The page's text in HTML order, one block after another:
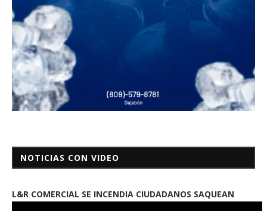
NOTICIAS CON VIDEO
L&R COMERCIAL SE INCENDIA CIUDADANOS SAQUEAN